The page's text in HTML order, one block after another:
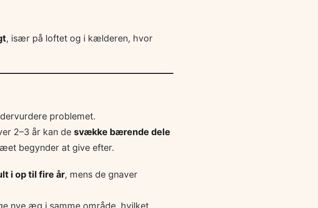
, især på loftet og i kælderen, hvor
problemet.
2–3 år kan de svække bærende dele
begynder at give efter.
i op til fire år, mens de gnaver
nye æg i samme område, hvilket